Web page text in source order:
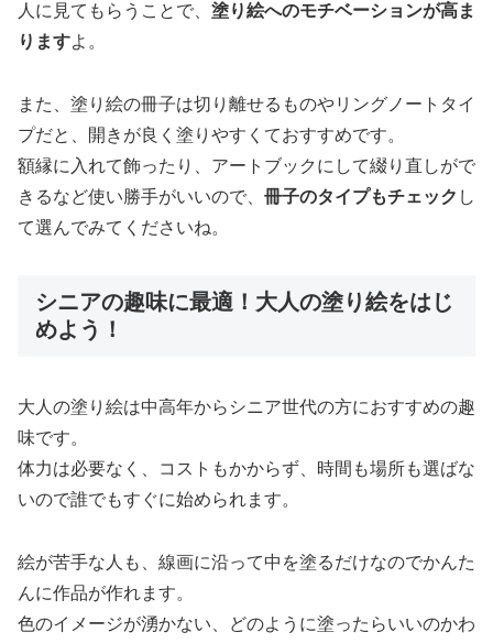
人に見てもらうことで、 塗り絵へのモチベーションが高ま
りますよ。
また、塗り絵の冊子は切り離せるものやリングノートタイ
プだと、開きが良く塗りやすくておすすめです。
額縁に入れて飾ったり、アートブックにして綴り直しがで
きるなど使い勝手がいいので、 冊子のタイプもチェック し
て選んでみてくださいね。
シニアの趣味に最適！大人の塗り絵をはじ
めよう！
大人の塗り絵は中高年からシニア世代の方におすすめの趣
味です。
体力は必要なく、コストもかからず、時間も場所も選ばな
いので誰でもすぐに始められます。
絵が苦手な人も、線画に沿って中を塗るだけなのでかんた
んに作品が作れます。
色のイメージが湧かない、どのように塗ったらいいのかわ